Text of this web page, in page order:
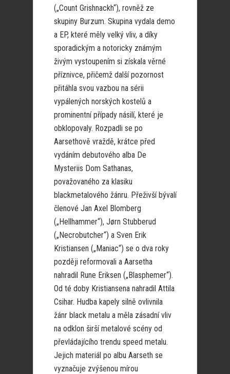
(„Count Grishnackh“), rovněž ze
skupiny Burzum. Skupina vydala demo
a EP, které měly velký vliv, a díky
sporadickým a notoricky známým
živým vystoupením si získala věrné
příznivce, přičemž další pozornost
přitáhla svou vazbou na sérii
vypálených norských kostelů a
prominentní případy násilí, které je
obklopovaly. Rozpadli se po
Aarsethově vraždě, krátce před
vydáním debutového alba De
Mysteriis Dom Sathanas,
považovaného za klasiku
blackmetalového žánru. Přeživší bývalí
členové Jan Axel Blomberg
(„Hellhammer“), Jørn Stubberud
(„Necrobutcher“) a Sven Erik
Kristiansen („Maniac“) se o dva roky
později reformovali a Aarsetha
nahradil Rune Eriksen („Blasphemer“).
Od té doby Kristiansena nahradil Attila
Csihar. Hudba kapely silně ovlivnila
žánr black metalu a měla zásadní vliv
na odklon širší metalové scény od
převládajícího trendu speed metalu.
Jejich materiál po albu Aarseth se
vyznačuje zvýšenou mírou